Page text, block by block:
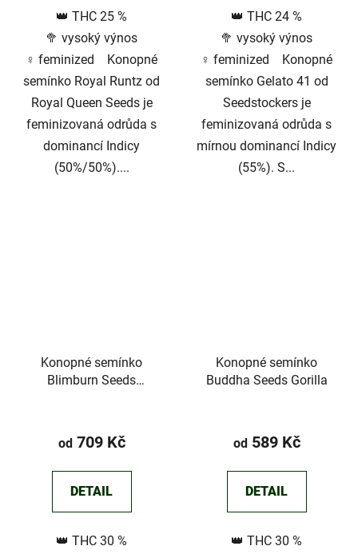
👑 THC 25 %
🥦 vysoký výnos
♀️ feminized Konopné
semínko Royal Runtz od
Royal Queen Seeds je
feminizovaná odrůda s
dominancí Indicy
(50%/50%)....
5
hvězdiček.
👑 THC 24 %
🥦 vysoký výnos
♀️ feminized Konopné
semínko Gelato 41 od
Seedstockers je
feminizovaná odrůda s
mírnou dominancí Indicy
(55%). S...
Konopné semínko
Blimburn Seeds
od709 Kč
DETAIL
👑 THC 30 %
Konopné semínko
Buddha Seeds Gorilla
hodnocení
3,6
5
od589 Kč
DETAIL
👑 THC 30 %